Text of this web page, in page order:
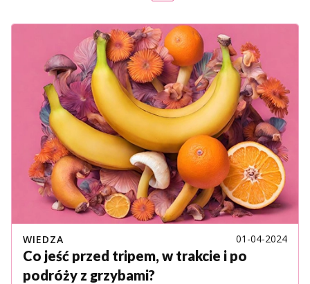
WIEDZA 01-04-2024
Co jeść przed tripem, w trakcie i po
podróży z grzybami?